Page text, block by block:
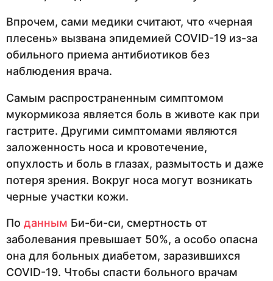
Впрочем, сами медики считают, что «черная
плесень» вызвана эпидемией COVID-19 из-за
обильного приема антибиотиков без
наблюдения врача.
Самым распространенным симптомом
мукормикоза является боль в животе как при
гастрите. Другими симптомами являются
заложенность носа и кровотечение,
опухлость и боль в глазах, размытость и даже
потеря зрения. Вокруг носа могут возникать
черные участки кожи.
По данным Би-би-си, смертность от
заболевания превышает 50%, а особо опасна
она для больных диабетом, заразившихся
COVID-19. Чтобы спасти больного врачам